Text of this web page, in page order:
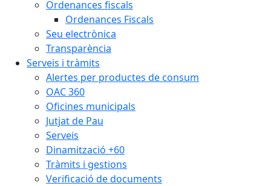
Ordenances fiscals
Ordenances Fiscals
Seu electrònica
Transparència
Serveis i tràmits
Alertes per productes de consum
OAC 360
Oficines municipals
Jutjat de Pau
Serveis
Dinamització +60
Tràmits i gestions
Verificació de documents